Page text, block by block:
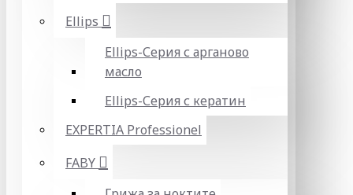
Ellips
Ellips-Серия с арганово
масло
Ellips-Серия с кератин
EXPERTIA Professionel
FABY